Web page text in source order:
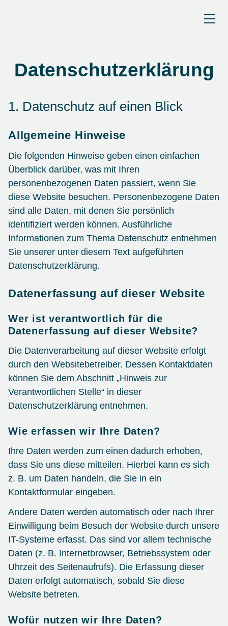
Datenschutzerklärung
1. Datenschutz auf einen Blick
Allgemeine Hinweise
Die folgenden Hinweise geben einen einfachen
Überblick darüber, was mit Ihren
personenbezogenen Daten passiert, wenn Sie
diese Website besuchen. Personenbezogene Daten
sind alle Daten, mit denen Sie persönlich
identifiziert werden können. Ausführliche
Informationen zum Thema Datenschutz entnehmen
Sie unserer unter diesem Text aufgeführten
Datenschutzerklärung.
Datenerfassung auf dieser Website
Wer ist verantwortlich für die
Datenerfassung auf dieser Website?
Die Datenverarbeitung auf dieser Website erfolgt
durch den Websitebetreiber. Dessen Kontaktdaten
können Sie dem Abschnitt „Hinweis zur
Verantwortlichen Stelle“ in dieser
Datenschutzerklärung entnehmen.
Wie erfassen wir Ihre Daten?
Ihre Daten werden zum einen dadurch erhoben,
dass Sie uns diese mitteilen. Hierbei kann es sich
z. B. um Daten handeln, die Sie in ein
Kontaktformular eingeben.
Andere Daten werden automatisch oder nach Ihrer
Einwilligung beim Besuch der Website durch unsere
IT-Systeme erfasst. Das sind vor allem technische
Daten (z. B. Internetbrowser, Betriebssystem oder
Uhrzeit des Seitenaufrufs). Die Erfassung dieser
Daten erfolgt automatisch, sobald Sie diese
Website betreten.
Wofür nutzen wir Ihre Daten?